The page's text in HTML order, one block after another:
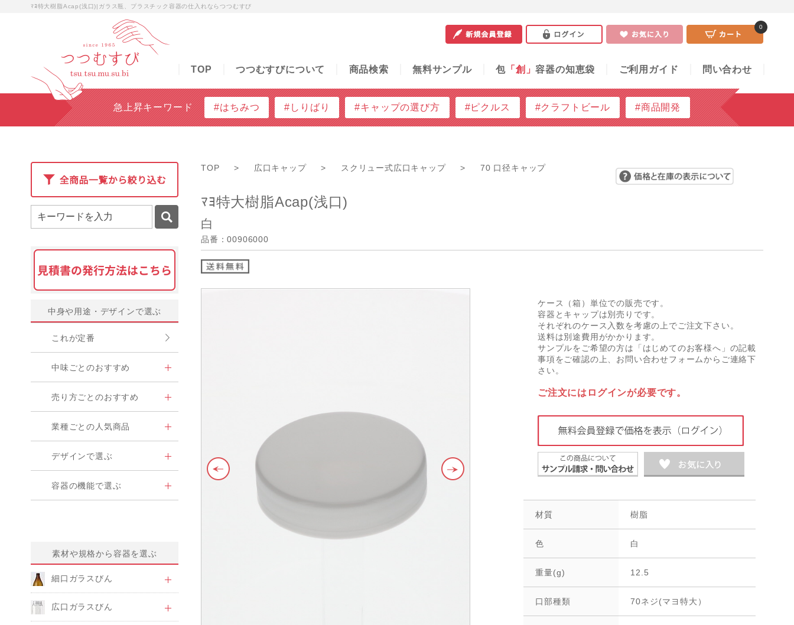
ﾏﾖ特大樹脂Acap(浅口)|ガラス瓶、プラスチック容器の仕入れならつつむすび
TOP つつむすびについて 商品検索 無料サンプル 包 「創」容器の知恵袋 ご利用ガイド 問い合わせ
0
急上昇キーワード #はちみつ #しりばり #キャップの選び方 #ピクルス #クラフトビール #商品開発
つつむすびについて ご利用ガイド 問い合わせ
TOP > 広口キャップ > スクリュー式広口キャップ > 70 口径キャップ
ﾏﾖ特大樹脂Acap(浅口)
白
品番：00906000
ケース（箱）単位での販売です。
容器とキャップは別売りです。
それぞれのケース入数を考慮の上でご注文下さい。
送料は別途費用がかかります。
サンプルをご希望の方は「はじめてのお客様へ」の記載
事項をご確認の上、お問い合わせフォームからご連絡下
さい。
ご注文にはログインが必要です。
材質 樹脂
色 白
重量(g) 12.5
口部種類 70ネジ(マヨ特大）
中身や用途・デザインで選ぶ
これが定番
中味ごとのおすすめ
売り方ごとのおすすめ
業種ごとの人気商品
デザインで選ぶ
容器の機能で選ぶ
素材や規格から容器を選ぶ
細口ガラスびん
広口ガラスびん